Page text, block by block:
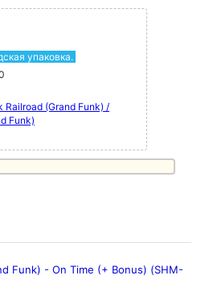
упаковка.
Railroad (Grand Funk) /
Funk)
Funk) - On Time (+ Bonus) (SHM-